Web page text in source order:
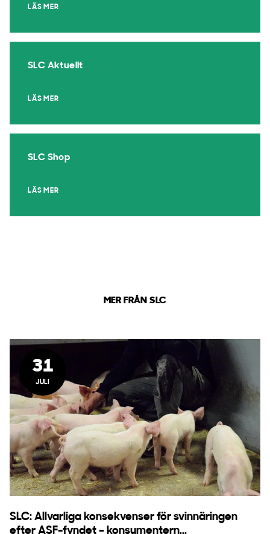
LÄS MER
SLC Aktuellt
LÄS MER
SLC Shop
LÄS MER
MER FRÅN SLC
31
JULI
SLC: Allvarliga konsekvenser för svinnäringen
efter ASF-fyndet – konsumentern...